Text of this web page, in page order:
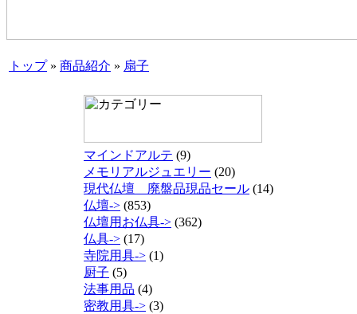
トップ» 商品紹介 » 扇子
マインドアルテ (9)
メモリアルジュエリー (20)
現代仏壇 廃盤品現品セール (14)
仏壇-> (853)
仏壇用お仏具-> (362)
仏具-> (17)
寺院用具-> (1)
厨子 (5)
法事用品 (4)
密教用具-> (3)